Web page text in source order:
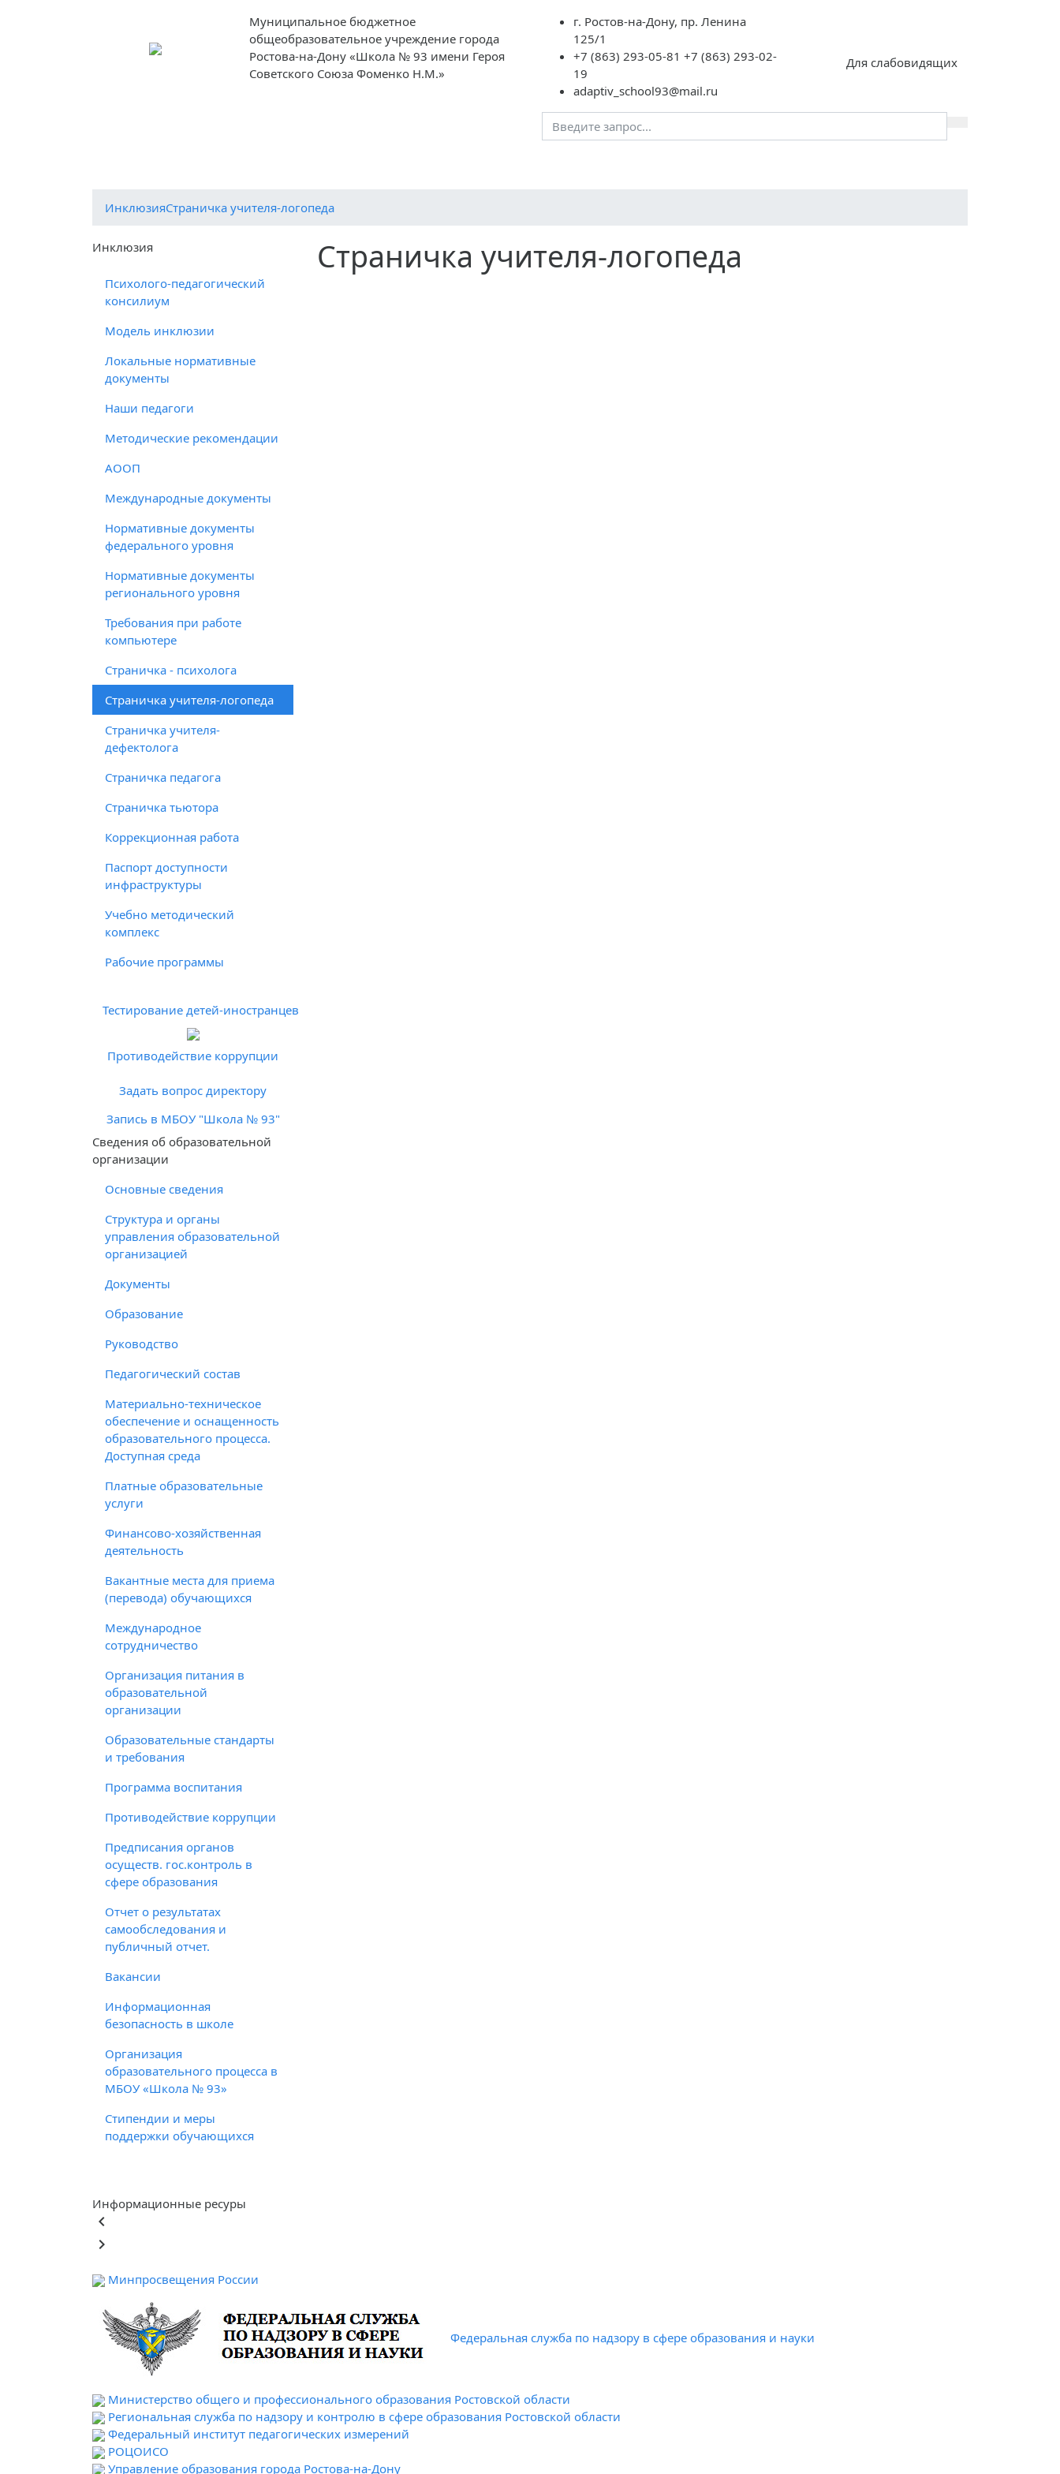
Муниципальное бюджетное
общеобразовательное учреждение города
Ростова-на-Дону «Школа № 93 имени Героя
Советского Союза Фоменко Н.М.»
г. Ростов-на-Дону, пр. Ленина
125/1
+7 (863) 293-05-81 +7 (863) 293-02-
19
adaptiv_school93@mail.ru
Для слабовидящих
ИнклюзияСтраничка учителя-логопеда
Инклюзия
Психолого-педагогический
консилиум
Модель инклюзии
Локальные нормативные
документы
Наши педагоги
Методические рекомендации
АООП
Международные документы
Нормативные документы
федерального уровня
Нормативные документы
регионального уровня
Требования при работе
компьютере
Страничка - психолога
Страничка учителя-логопеда
Страничка учителя-
дефектолога
Страничка педагога
Страничка тьютора
Коррекционная работа
Паспорт доступности
инфраструктуры
Учебно методический
комплекс
Рабочие программы
Тестирование детей-иностранцев
Противодействие коррупции
Задать вопрос директору
Запись в МБОУ "Школа № 93"
Cведения об образовательной
организации
Основные сведения
Структура и органы
управления образовательной
организацией
Документы
Образование
Руководство
Педагогический состав
Материально-техническое
обеспечение и оснащенность
образовательного процесса.
Доступная среда
Платные образовательные
услуги
Финансово-хозяйственная
деятельность
Вакантные места для приема
(перевода) обучающихся
Международное
сотрудничество
Организация питания в
образовательной
организации
Образовательные стандарты
и требования
Программа воспитания
Противодействие коррупции
Предписания органов
осуществ. гос.контроль в
сфере образования
Отчет о результатах
самообследования и
публичный отчет.
Вакансии
Информационная
безопасность в школе
Организация
образовательного процесса в
МБОУ «Школа № 93»
Стипендии и меры
поддержки обучающихся
Страничка учителя-логопеда
Информационные ресуры
keyboard_arrow_left
keyboard_arrow_right
Минпросвещения России
Федеральная служба по надзору в сфере образования и науки
Министерство общего и профессионального образования Ростовской области
Региональная служба по надзору и контролю в сфере образования Ростовской области
Федеральный институт педагогических измерений
РОЦОИСО
Управление образования города Ростова-на-Дону